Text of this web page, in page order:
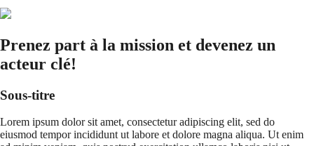
Prenez part à la mission et devenez un
acteur clé!
Sous-titre
Lorem ipsum dolor sit amet, consectetur adipiscing elit, sed do
eiusmod tempor incididunt ut labore et dolore magna aliqua. Ut enim